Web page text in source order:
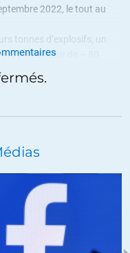
2022, le tout au
tonnes d’explosifs, un
la profondeur de – 80
de M. Hersh.
plus crédible les
affirmations des
sur l’évacuation de 100
en une nuit, par les
en logistiques